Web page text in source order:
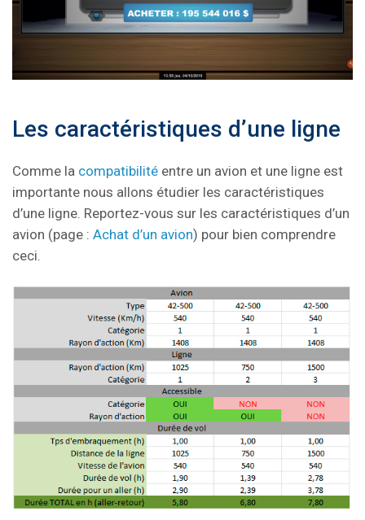
Les caractéristiques d’une ligne
Comme la compatibilité entre un avion et une ligne est
importante nous allons étudier les caractéristiques
d’une ligne. Reportez-vous sur les caractéristiques d’un
avion (page : Achat d’un avion) pour bien comprendre
ceci.